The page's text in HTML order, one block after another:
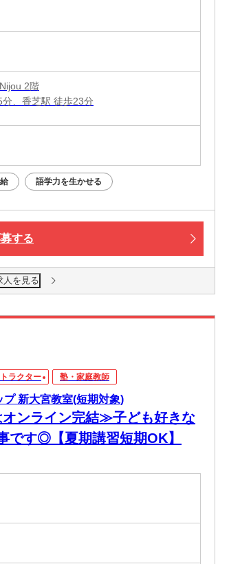
2階
、香芝駅 徒歩23分
語学力を生かせる
する
人を見る
ラクター 塾・家庭教師
新大宮教室(短期対象)
オンライン完結≫子ども好きな
です◎【夏期講習短期OK】